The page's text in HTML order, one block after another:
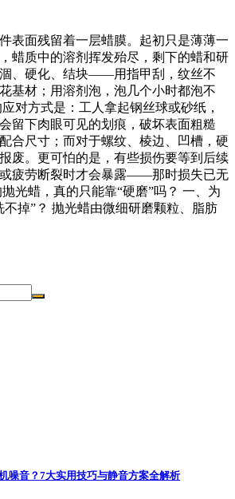
表面残留着一层蜡膜。起初只是薄薄一
蜡质中的溶剂挥发殆尽，剩下的蜡和研
、硬化、结块——用指甲刮，纹丝不
基材；用溶剂泡，泡几个小时都泡不
对方式是：工人拿起钢丝球或砂纸，
留下肉眼可见的划痕，破坏表面粗糙
合尺寸；而对于螺纹、棱边、凹槽，硬
废。更可怕的是，有些损伤要等到后续
疲劳断裂时才会暴露——那时损失已无
光蜡，真的只能靠“硬磨”吗？ 一、为
不掉”？ 抛光蜡由微细研磨颗粒、脂肪
噪音？7大实用技巧与静音方案全解析